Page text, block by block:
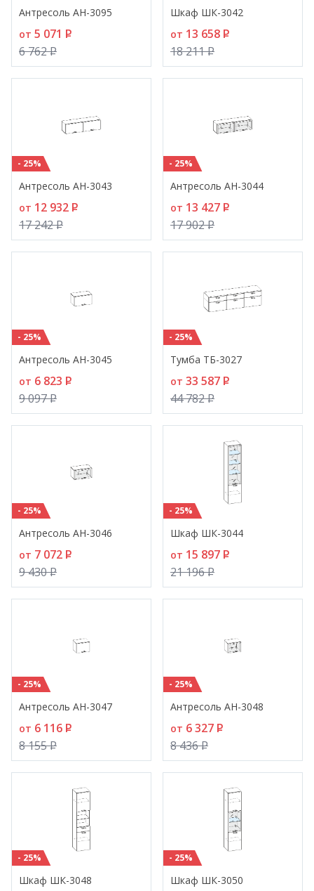
Антресоль АН-3095
от 5 071 P
6 762P
Шкаф ШК-3042
от 13 658 P
18 211P
- 25%
Антресоль АН-3043
от 12 932 P
17 242P
- 25%
Антресоль АН-3044
от 13 427 P
17 902P
- 25%
Антресоль АН-3045
от 6 823 P
9 097P
- 25%
Тумба ТБ-3027
от 33 587 P
44 782P
- 25%
Антресоль АН-3046
от 7 072 P
9 430P
- 25%
Шкаф ШК-3044
от 15 897 P
21 196P
- 25%
Антресоль АН-3047
от 6 116 P
8 155P
- 25%
Антресоль АН-3048
от 6 327 P
8 436P
- 25%
Шкаф ШК-3048
- 25%
Шкаф ШК-3050